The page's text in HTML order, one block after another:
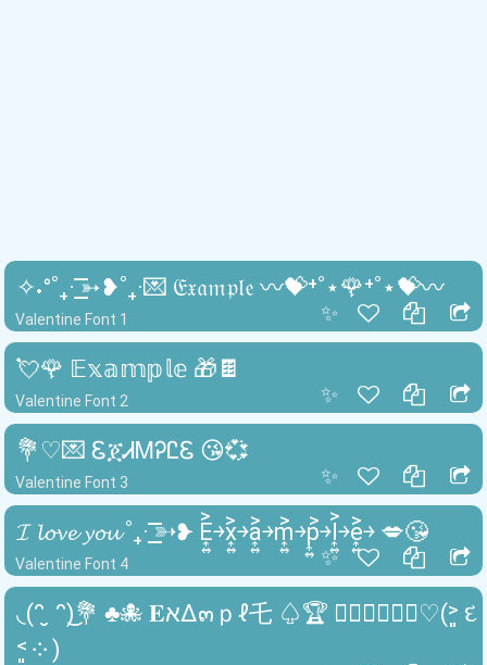
✨
Valentine Font 1
✧˖°˚₊· ͟͟͞͞➳❥˚₊·💌 𝔈𝔵𝔞𝔪𝔭𝔩𝔢 〰💝⁺˚⋆🌹⁺˚⋆💝〰
✨
Valentine Font 2
💘🌹 𝔼𝕩𝕒𝕞𝕡𝕝𝕖 🎁🍫
✨
Valentine Font 3
💐♡💌 ᏋጀᏗᎷᎮᏝᏋ 😘💞
✨
Valentine Font 4
𝓘 𝓵𝓸𝓿𝓮 𝔂𝓸𝓾 ˚₊· ͟͟͞͞➳❥ E͎͍͐￫x͎͍͐￫a͎͍͐￫m͎͍͐￫p͎͍͐￫l͎͍͐￫e͎͍͐￫ 💋😘
◟(ᵔ ̮ ᵔ)͜💐 ♣🐙 𝐄אΔ๓ｐℓ乇 ♤🏆 👩🏻‍❤️‍💋‍👨🏿♡(˃͈ દ
˂͈ ༶ )